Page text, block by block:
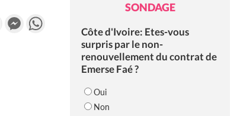
Gmail Messenger
SONDAGE
Côte d'Ivoire: Etes-vous
surpris par le non-
renouvellement du contrat de
Emerse Faé ?
Oui
Non